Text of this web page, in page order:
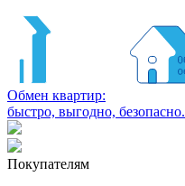
Обмен квартир:
быстро, выгодно, безопасно.
Покупателям